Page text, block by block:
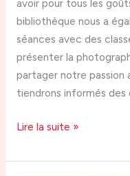
avoir pour tous les
bibliothèque nous a
séances avec des
présenter la
partager notre passion
tiendrons informés des
Lire la suite »